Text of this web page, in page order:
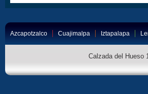
Azcapotzalco Cuajimalpa Iztapalapa
Calzada del Hueso